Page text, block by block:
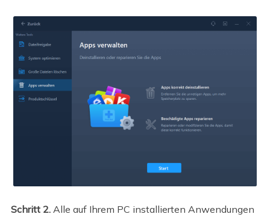
Schritt 2. Alle auf Ihrem PC installierten Anwendungen